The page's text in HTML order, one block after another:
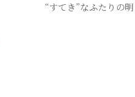
“すてき”なふたりの